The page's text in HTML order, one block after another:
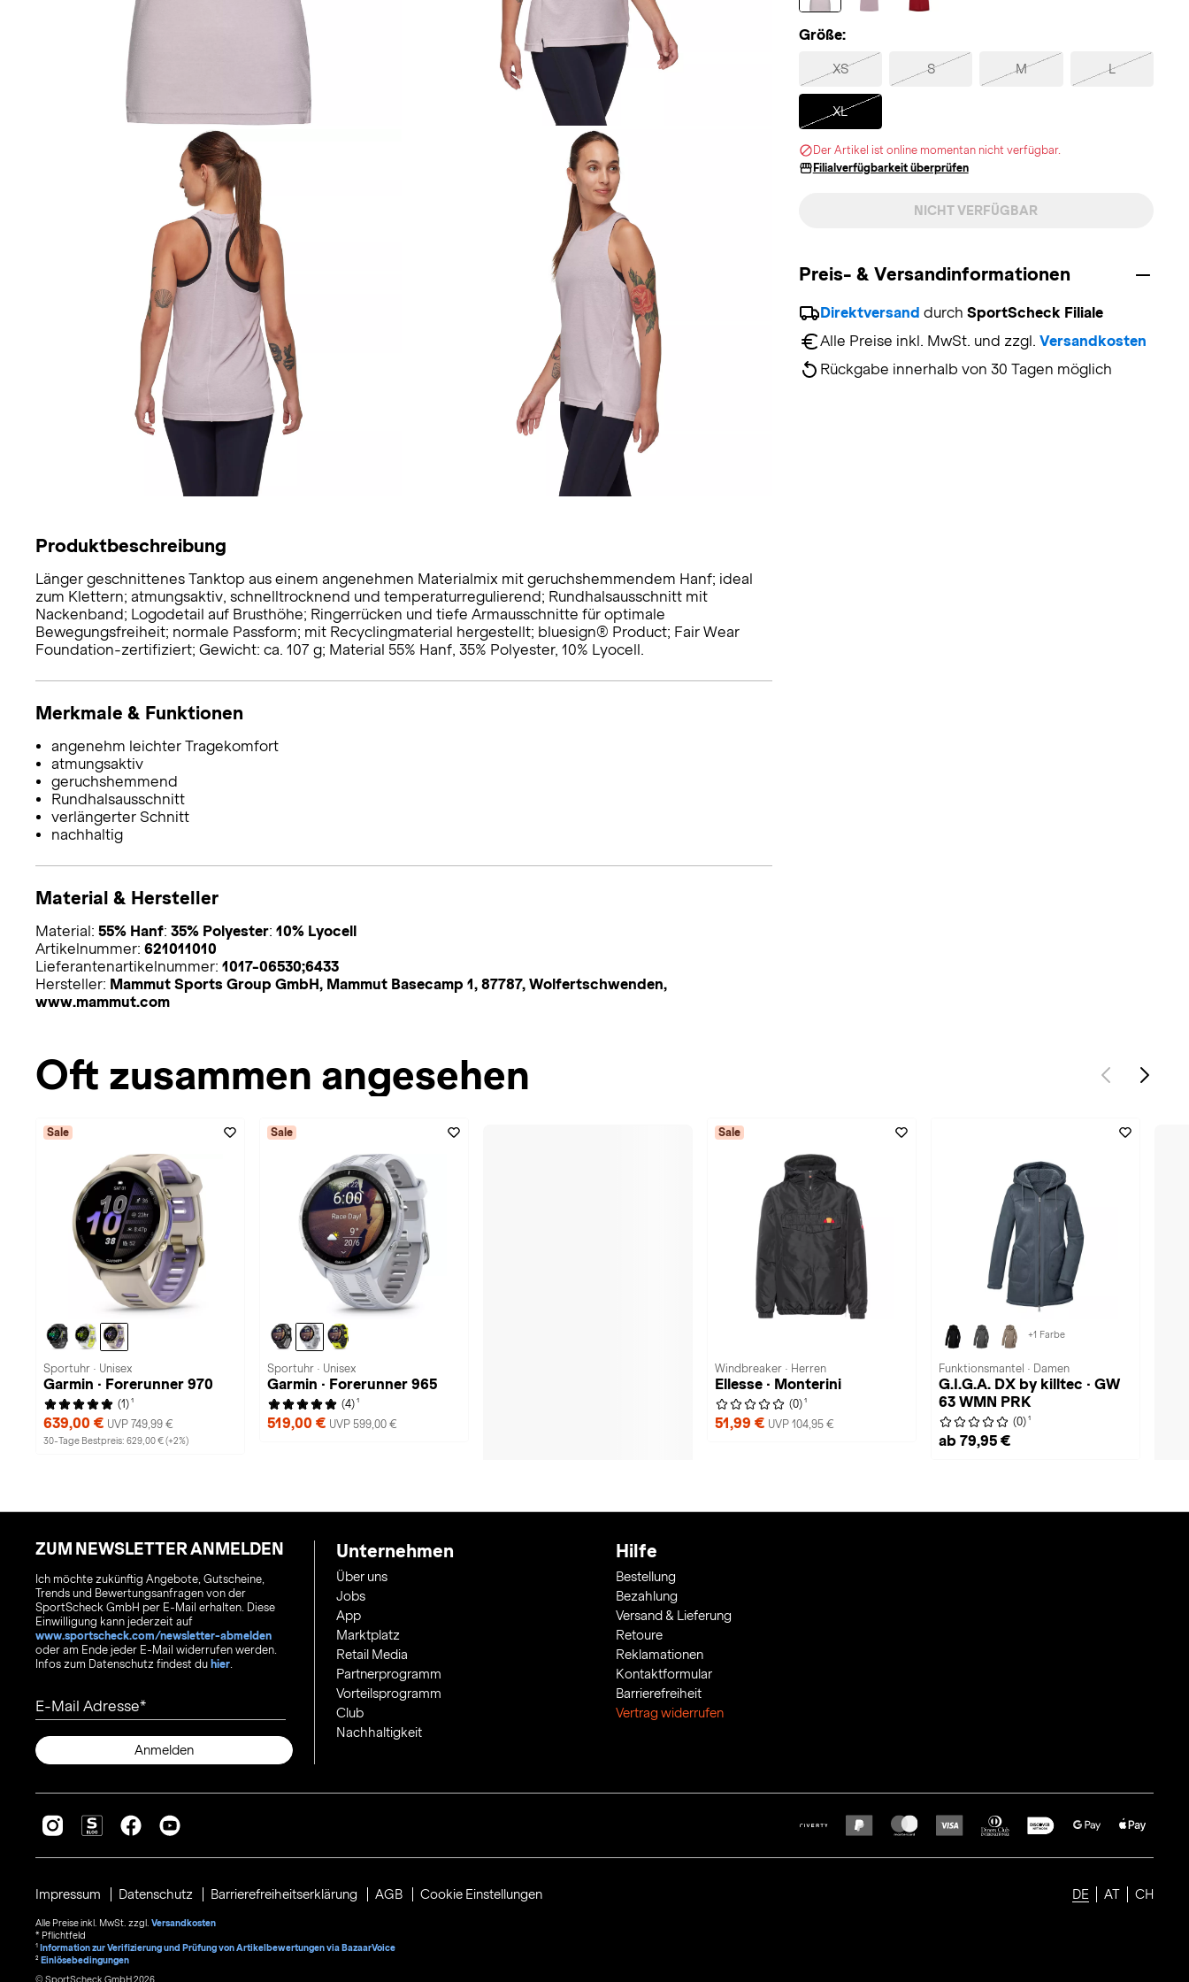
Größe:
XS S M L
XL
Selected
Der Artikel ist online momentan nicht verfügbar.
Filialverfügbarkeit überprüfen
NICHT VERFÜGBAR
Preis- & Versandinformationen
Direktversand durch SportScheck Filiale
Alle Preise inkl. MwSt. und zzgl. Versandkosten
Rückgabe innerhalb von 30 Tagen möglich
Produktbeschreibung
Länger geschnittenes Tanktop aus einem angenehmen Materialmix mit geruchshemmendem Hanf; ideal
zum Klettern; atmungsaktiv, schnelltrocknend und temperaturregulierend; Rundhalsausschnitt mit
Nackenband; Logodetail auf Brusthöhe; Ringerrücken und tiefe Armausschnitte für optimale
Bewegungsfreiheit; normale Passform; mit Recyclingmaterial hergestellt; bluesign® Product; Fair Wear
Foundation-zertifiziert; Gewicht: ca. 107 g; Material 55% Hanf, 35% Polyester, 10% Lyocell.
Merkmale & Funktionen
angenehm leichter Tragekomfort
atmungsaktiv
geruchshemmend
Rundhalsausschnitt
verlängerter Schnitt
nachhaltig
Material & Hersteller
Material: 55% Hanf: 35% Polyester: 10% Lyocell
Artikelnummer: 621011010
Lieferantenartikelnummer: 1017-06530;6433
Hersteller: Mammut Sports Group GmbH, Mammut Basecamp 1, 87787, Wolfertschwenden,
www.mammut.com
Oft zusammen angesehen
Sale
Sportuhr · Unisex
Garmin · Forerunner 970
(1) 1
639,00 € UVP 749,99 €
30-Tage Bestpreis: 629,00 € (+2%)
Sale
Sportuhr · Unisex
Garmin · Forerunner 965
(4) 1
519,00 € UVP 599,00 €
Sale
Windbreaker · Herren
Ellesse · Monterini
(0) 1
51,99 € UVP 104,95 €
+1 Farbe
Funktionsmantel · Damen
G.I.G.A. DX by killtec · GW
63 WMN PRK
(0) 1
ab 79,95 €
ZUM NEWSLETTER ANMELDEN
Ich möchte zukünftig Angebote, Gutscheine,
Trends und Bewertungsanfragen von der
SportScheck GmbH per E-Mail erhalten. Diese
Einwilligung kann jederzeit auf
www.sportscheck.com/newsletter-abmelden
oder am Ende jeder E-Mail widerrufen werden.
Infos zum Datenschutz findest du hier
E-Mail Adresse
Anmelden
Unternehmen
Über uns
Jobs
App
Marktplatz
Retail Media
Partnerprogramm
Vorteilsprogramm
Club
Nachhaltigkeit
Hilfe
Bestellung
Bezahlung
Versand & Lieferung
Retoure
Reklamationen
Kontaktformular
Barrierefreiheit
Vertrag widerrufen
DE AT CH
Impressum Datenschutz Barrierefreiheitserklärung AGB Cookie Einstellungen
Alle Preise inkl. MwSt. zzgl. Versandkosten
* Pflichtfeld
1 Information zur Verifizierung und Prüfung von Artikelbewertungen via BazaarVoice
² Einlösebedingungen
© SportScheck GmbH 2026